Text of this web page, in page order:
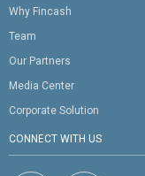
Why Fincash
Team
Our Partners
Media Center
Corporate Solution
CONNECT WITH US